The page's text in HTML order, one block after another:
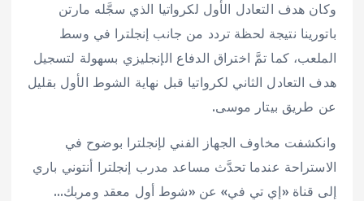
وكان هدف التعادل الأول لكرواتيا الذي سجَّله مارتن
باتورينا نتيجة لحظة تردد من جانب إنجلترا في وسط
الملعب، كما تمَّ اختراق الدفاع الإنجليزي بسهولة لتسجيل
هدف التعادل الثاني لكرواتيا قبل نهاية الشوط الأول بقليل
عن طريق بيتار موسى.
وانكشفت مخاوف الجهاز الفني لإنجلترا بوضوح في
الاستراحة عندما تحدَّث مساعد مدرب إنجلترا أنتوني باري
إلى قناة «إي تي في» عن «شوط أول معقد ومربك…